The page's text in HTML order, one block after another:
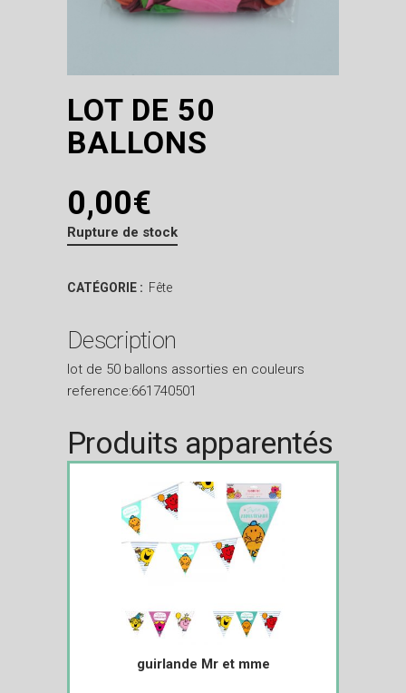
LOT DE 50
BALLONS
0,00€
Rupture de stock
CATÉGORIE : Fête
Description
lot de 50 ballons assorties en couleurs
reference:661740501
Produits apparentés
guirlande Mr et mme